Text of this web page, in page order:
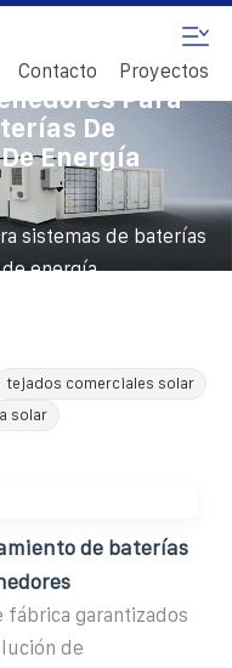
Contacto Proyectos
Para
De
Energía
sistemas de baterías
energía
tejados comerciales solar
solar
de baterías
fábrica garantizados
de